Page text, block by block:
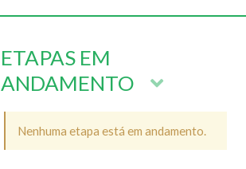
ETAPAS EM
ANDAMENTO
Nenhuma etapa está em andamento.